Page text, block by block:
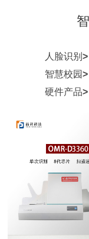
人脸识别 >
智慧校园>
硬件产品>